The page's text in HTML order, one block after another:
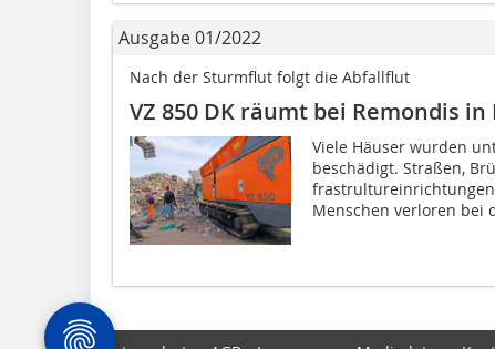
Ausgabe 01/2022
Nach der Sturmflut folgt die Abfallflut
VZ 850 DK räumt bei Remondis
Viele Häuser wurden
beschädigt. Straßen,
Menschen verloren bei